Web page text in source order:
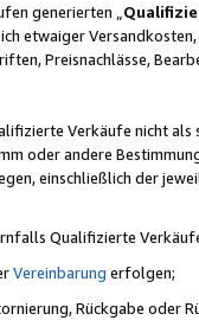
generierten „
etwaiger
Preisnachlässe,
Verkäufe nicht
oder andere
einschließlich der
Qualifizierte
Vereinbarung erfolgen;
Rückgabe oder